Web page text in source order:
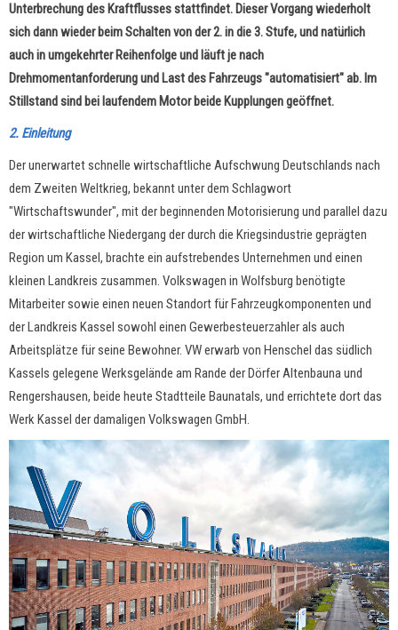
Unterbrechung des Kraftflusses stattfindet. Dieser Vorgang wiederholt
sich dann wieder beim Schalten von der 2. in die 3. Stufe, und natürlich
auch in umgekehrter Reihenfolge und läuft je nach
Drehmomentanforderung und Last des Fahrzeugs "automatisiert" ab. Im
Stillstand sind bei laufendem Motor beide Kupplungen geöffnet.
2. Einleitung
Der unerwartet schnelle wirtschaftliche Aufschwung Deutschlands nach
dem Zweiten Weltkrieg, bekannt unter dem Schlagwort
"Wirtschaftswunder", mit der beginnenden Motorisierung und parallel dazu
der wirtschaftliche Niedergang der durch die Kriegsindustrie geprägten
Region um Kassel, brachte ein aufstrebendes Unternehmen und einen
kleinen Landkreis zusammen. Volkswagen in Wolfsburg benötigte
Mitarbeiter sowie einen neuen Standort für Fahrzeugkomponenten und
der Landkreis Kassel sowohl einen Gewerbesteuerzahler als auch
Arbeitsplätze für seine Bewohner. VW erwarb von Henschel das südlich
Kassels gelegene Werksgelände am Rande der Dörfer Altenbauna und
Rengershausen, beide heute Stadtteile Baunatals, und errichtete dort das
Werk Kassel der damaligen Volkswagen GmbH.